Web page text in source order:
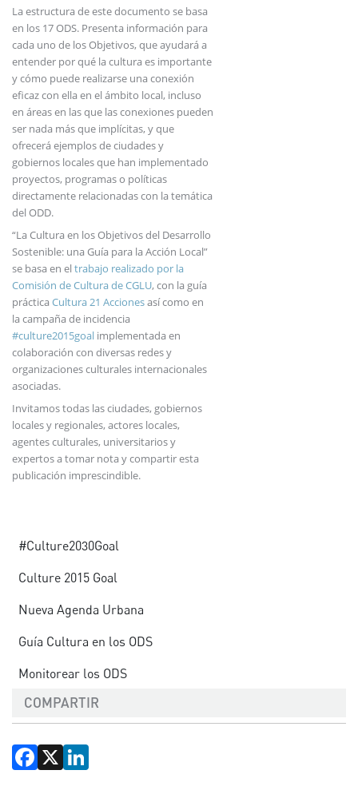
La estructura de este documento se basa
en los 17 ODS. Presenta información para
cada uno de los Objetivos, que ayudará a
entender por qué la cultura es importante
y cómo puede realizarse una conexión
eficaz con ella en el ámbito local, incluso
en áreas en las que las conexiones pueden
ser nada más que implícitas, y que
ofrecerá ejemplos de ciudades y
gobiernos locales que han implementado
proyectos, programas o políticas
directamente relacionadas con la temática
del ODD.
“La Cultura en los Objetivos del Desarrollo
Sostenible: una Guía para la Acción Local”
se basa en el trabajo realizado por la
Comisión de Cultura de CGLU, con la guía
práctica Cultura 21 Accionesasí como en
la campaña de incidencia
#culture2015goal implementada en
colaboración con diversas redes y
organizaciones culturales internacionales
asociadas.
Invitamos todas las ciudades, gobiernos
locales y regionales, actores locales,
agentes culturales, universitarios y
expertos a tomar nota y compartir esta
publicación imprescindible.
Advocacy
#Culture2030Goal
Culture 2015 Goal
Nueva Agenda Urbana
Guía Cultura en los ODS
Monitorear los ODS
COMPARTIR
Facebook
X